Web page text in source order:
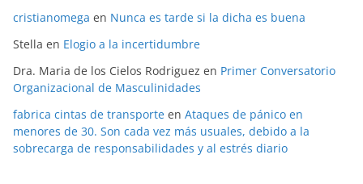
cristianomega en Nunca es tarde si la dicha es buena
Stella en Elogio a la incertidumbre
Dra. Maria de los Cielos Rodriguez en Primer Conversatorio
Organizacional de Masculinidades
fabrica cintas de transporte en Ataques de pánico en
menores de 30. Son cada vez más usuales, debido a la
sobrecarga de responsabilidades y al estrés diario